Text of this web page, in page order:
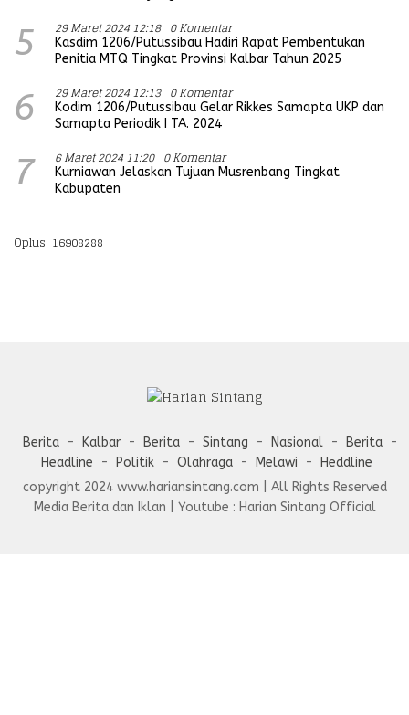
5 29 Maret 2024 12:18 0 Komentar
Kasdim 1206/Putussibau Hadiri Rapat Pembentukan
Penitia MTQ Tingkat Provinsi Kalbar Tahun 2025
6 29 Maret 2024 12:13 0 Komentar
Kodim 1206/Putussibau Gelar Rikkes Samapta UKP dan
Samapta Periodik I TA. 2024
7 6 Maret 2024 11:20 0 Komentar
Kurniawan Jelaskan Tujuan Musrenbang Tingkat
Kabupaten
Oplus_16908288
Berita Kalbar Berita Sintang Nasional
Berita
Headline
Politik Olahraga Melawi
Heddline
copyright 2024 www.hariansintang.com | All Rights Reserved
Media Berita dan Iklan | Youtube : Harian Sintang Official